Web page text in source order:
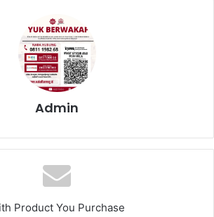
Admin
Product You Purchase